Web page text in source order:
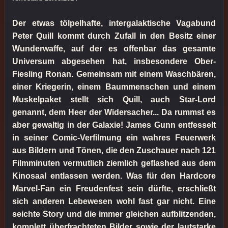
Der etwas tölpelhafte, intergalaktische Vagabund
Peter Quill kommt durch Zufall in den Besitz einer
Wunderwaffe, auf der es offenbar das gesamte
Universum abgesehen hat, insbesondere Ober-
Fiesling Ronan. Gemeinsam mit einem Waschbären,
einer Kriegerin, einem Baummenschen und einem
Muskelpaket stellt sich Quill, auch Star-Lord
genannt, dem Heer der Widersacher... Da rummst es
aber gewaltig in der Galaxie! James Gunn entfesselt
in seiner Comic-Verfilmung ein wahres Feuerwerk
aus Bildern und Tönen, die den Zuschauer nach 121
Filmminuten vermutlich ziemlich geflashed aus dem
Kinosaal entlassen werden. Was für den Hardcore
Marvel-Fan ein Freudenfest sein dürfte, erschließt
sich anderen Lebewesen wohl fast gar nicht. Eine
seichte Story und die immer gleichen aufblitzenden,